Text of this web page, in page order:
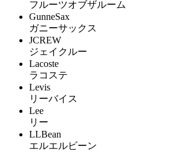
フルーツオブザルーム
GunneSax
ガニーサックス
JCREW
ジェイクルー
Lacoste
ラコステ
Levis
リーバイス
Lee
リー
LLBean
エルエルビーン